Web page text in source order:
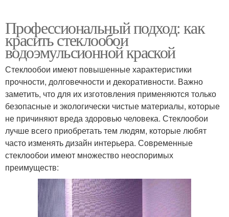
Профессиональный подход: как
красить стеклообои
водоэмульсионной краской
Стеклообои имеют повышенные характеристики
прочности, долговечности и декоративности. Важно
заметить, что для их изготовления применяются только
безопасные и экологически чистые материалы, которые
не причиняют вреда здоровью человека. Стеклообои
лучше всего приобретать тем людям, которые любят
часто изменять дизайн интерьера. Современные
стеклообои имеют множество неоспоримых
преимуществ: